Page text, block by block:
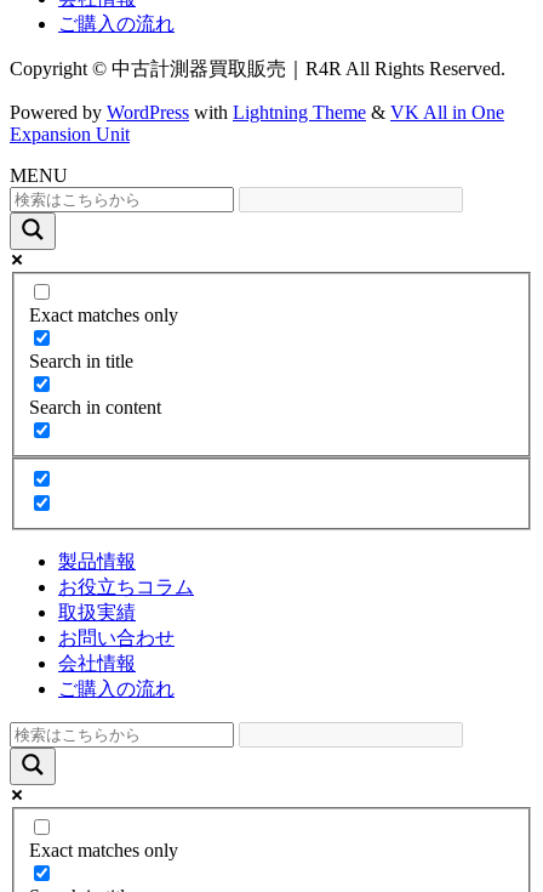
ご購入の流れ
Copyright © 中古計測器買取販売｜R4R All Rights Reserved.
Powered by WordPress with Lightning Theme & VK All in One
Expansion Unit
MENU
Exact matches only
Search in title
Search in content
製品情報
お役立ちコラム
取扱実績
お問い合わせ
会社情報
ご購入の流れ
Exact matches only